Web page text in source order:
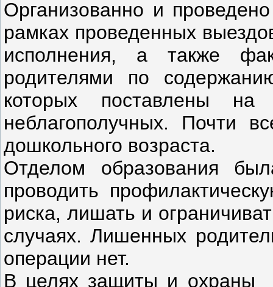
Организованно и
рамках проведенных
исполнения, а также
родителями по
которых поставлены
неблагополучных. Почти
дошкольного возраста.
Отделом образования
проводить
риска, лишать и
случаях. Лишенных
операции нет.
В целях защиты и охраны